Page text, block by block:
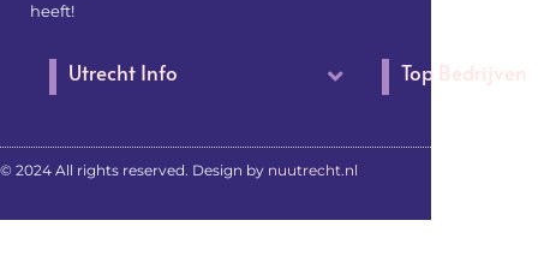
heeft!
Utrecht Info Top Bedrijven
© 2024 All rights reserved. Design by nuutrecht.nl